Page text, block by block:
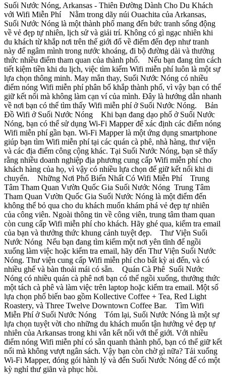
Suối Nước Nóng, Arkansas - Thiên Đường Dành Cho Du Khách
với Wifi Miễn Phí Nằm trong dãy núi Ouachita của Arkansas,
Suối Nước Nóng là một thành phố mang đến bức tranh sống động
về vẻ đẹp tự nhiên, lịch sử và giải trí. Không có gì ngạc nhiên khi
du khách từ khắp nơi trên thế giới đổ về điểm đến đẹp như tranh
này để ngâm mình trong nước khoáng, đi bộ đường dài và thưởng
thức nhiều điểm tham quan của thành phố. Nếu bạn đang tìm cách
tiết kiệm tiền khi du lịch, việc tìm kiếm Wifi miễn phí luôn là một sự
lựa chọn thông minh. May mắn thay, Suối Nước Nóng có nhiều
điểm nóng Wifi miễn phí phân bố khắp thành phố, vì vậy bạn có thể
giữ kết nối mà không làm cạn ví của mình. Đây là hướng dẫn nhanh
về nơi bạn có thể tìm thấy Wifi miễn phí ở Suối Nước Nóng. Bản
Đồ Wifi ở Suối Nước Nóng Khi bạn đang dạo phố ở Suối Nước
Nóng, bạn có thể sử dụng Wi-Fi Mapper để xác định các điểm nóng
Wifi miễn phí gần bạn. Wi-Fi Mapper là một ứng dụng smartphone
giúp bạn tìm Wifi miễn phí tại các quán cà phê, nhà hàng, thư viện
và các địa điểm công cộng khác. Tại Suối Nước Nóng, bạn sẽ thấy
rằng nhiều doanh nghiệp địa phương cung cấp Wifi miễn phí cho
khách hàng của họ, vì vậy có nhiều lựa chọn để giữ kết nối khi di
chuyển. Những Nơi Phổ Biến Nhất Có Wifi Miễn Phí Trung
Tâm Tham Quan Vườn Quốc Gia Suối Nước Nóng Trung Tâm
Tham Quan Vườn Quốc Gia Suối Nước Nóng là một điểm đến
không thể bỏ qua cho du khách muốn khám phá vẻ đẹp tự nhiên
của công viên. Ngoài thông tin về công viên, trung tâm tham quan
còn cung cấp Wifi miễn phí cho khách. Hãy ghé qua, kiểm tra email
của bạn và thưởng thức khung cảnh tuyệt đẹp. Thư Viện Suối
Nước Nóng Nếu bạn đang tìm kiếm một nơi yên tĩnh để ngồi
xuống làm việc hoặc kiểm tra email, hãy đến Thư Viện Suối Nước
Nóng. Thư viện cung cấp Wifi miễn phí cho bất kỳ ai đến, và có
nhiều ghế và bàn thoải mái có sẵn. Quán Cà Phê Suối Nước
Nóng có nhiều quán cà phê nơi bạn có thể ngồi xuống, thưởng thức
một tách cà phê và làm việc trên laptop hoặc kiểm tra email. Một số
lựa chọn phổ biến bao gồm Kollective Coffee + Tea, Red Light
Roastery, và Three Twelve Downtown Coffee Bar. Tìm Wifi
Miễn Phí ở Suối Nước Nóng Tóm lại, Suối Nước Nóng là một sự
lựa chọn tuyệt vời cho những du khách muốn tận hưởng vẻ đẹp tự
nhiên của Arkansas trong khi vẫn kết nối với thế giới. Với nhiều
điểm nóng Wifi miễn phí có sẵn quanh thành phố, bạn có thể giữ kết
nối mà không vượt ngân sách. Vậy bạn còn chờ gì nữa? Tải xuống
Wi-Fi Mapper, đóng gói hành lý và đến Suối Nước Nóng để có một
kỳ nghỉ thư giãn và phục hồi.